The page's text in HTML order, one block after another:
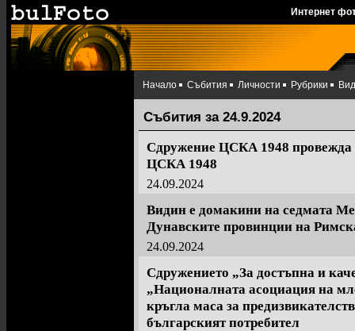
Интернет
Начало Събития Личности Рубрики
Събития за 24.9.2024
Сдружение ЦСКА 1948
ЦСКА 1948
24.09.2024
Видин е домакини на седмата
Дунавските провинции на
24.09.2024
Сдружението „За достъпна и
„Националната асоциация на
кръгла маса за
българският потребител